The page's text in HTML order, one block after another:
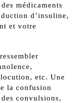
médicaments
d’insuline,
et votre
etc. Une
la confusion
convulsions,